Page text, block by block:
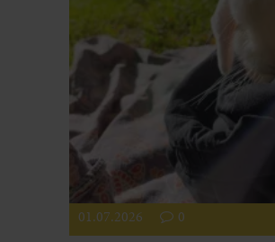
01.07.2026 0